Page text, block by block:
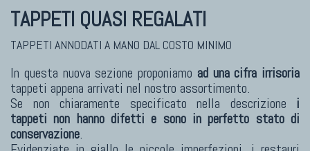
TAPPETI MODERNI
Tibet Contemporanei
Himalayan
TAPPETI QUASI REGALATI
TAPPETI ANNODATI A MANO DAL COSTO MINIMO
In questa nuova sezione proponiamo ad una cifra irrisoria
tappeti appena arrivati nel nostro assortimento.
Se non chiaramente specificato nella descrizione i
tappeti non hanno difetti e sono in perfetto stato di
conservazione.